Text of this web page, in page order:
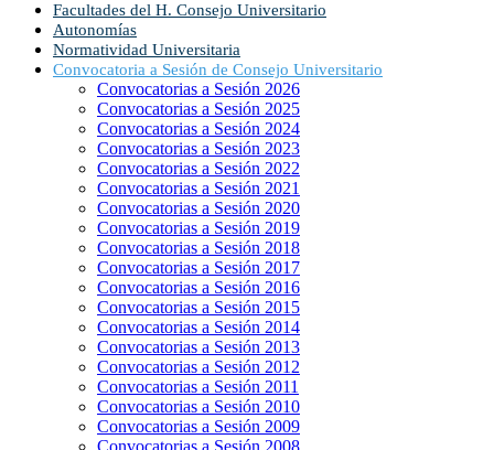
Facultades del H. Consejo Universitario
Autonomías
Normatividad Universitaria
Convocatoria a Sesión de Consejo Universitario
Convocatorias a Sesión 2026
Convocatorias a Sesión 2025
Convocatorias a Sesión 2024
Convocatorias a Sesión 2023
Convocatorias a Sesión 2022
Convocatorias a Sesión 2021
Convocatorias a Sesión 2020
Convocatorias a Sesión 2019
Convocatorias a Sesión 2018
Convocatorias a Sesión 2017
Convocatorias a Sesión 2016
Convocatorias a Sesión 2015
Convocatorias a Sesión 2014
Convocatorias a Sesión 2013
Convocatorias a Sesión 2012
Convocatorias a Sesión 2011
Convocatorias a Sesión 2010
Convocatorias a Sesión 2009